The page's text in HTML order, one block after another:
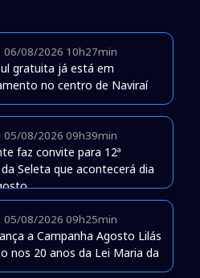
06/08/2026 10h27min
gratuita já está em
no centro de Naviraí
05/08/2026 09h39min
faz convite para 12ª
Seleta que acontecerá dia
05/08/2026 09h25min
a Campanha Agosto Lilás
nos 20 anos da Lei Maria da